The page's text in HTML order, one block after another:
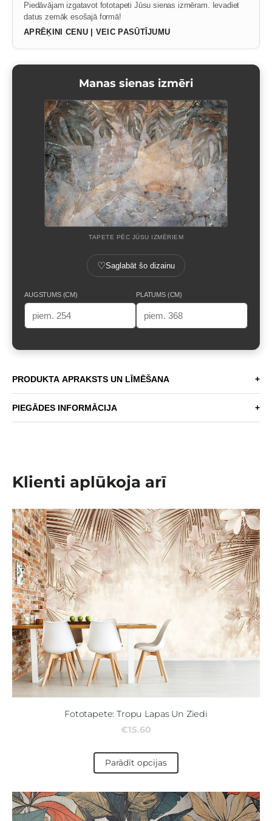
Piedāvājam izgatavot fototapeti Jūsu sienas izmēram. Ievadiet
datus zemāk esošajā formā!
APRĒĶINI CENU | VEIC PASŪTĪJUMU
Manas sienas izmēri
TAPETE PĒC JŪSU IZMĒRIEM
♡Saglabāt šo dizainu
AUGSTUMS (CM) PLATUMS (CM)
PRODUKTA APRAKSTS UN LĪMĒŠANA +
PIEGĀDES INFORMĀCIJA +
Klienti aplūkoja arī
Fototapete: Tropu Lapas Un Ziedi
€15.60
Parādīt opcijas